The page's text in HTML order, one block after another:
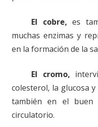
El cobre, es
muchas enzimas y
en la formación de la
El cromo,
colesterol, la glucosa
también en el buen
circulatorio.